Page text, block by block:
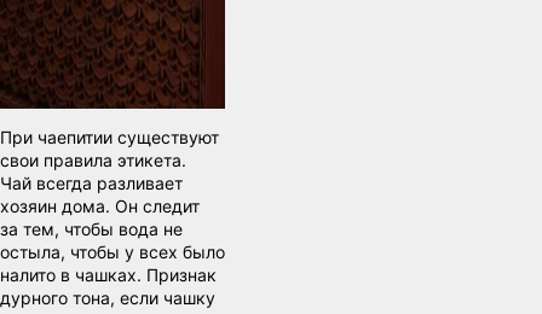
При чаепитии существуют
свои правила этикета.
Чай всегда разливает
хозяин дома. Он следит
за тем, чтобы вода не
остыла, чтобы у всех было
налито в чашках. Признак
дурного тона, если чашку